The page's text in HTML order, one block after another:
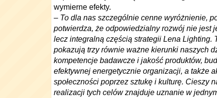
wymierne efekty.
– To dla nas szczególnie cenne wyróżnienie,
potwierdza, że odpowiedzialny rozwój nie jest
lecz integralną częścią strategii Lena Lighting.
pokazują trzy równie ważne kierunki naszych
kompetencje badawcze i jakość produktów,
efektywnej energetycznie organizacji, a także
społeczności poprzez sztukę i kulturę. Cieszy
realizacji tych celów znajduje uznanie w